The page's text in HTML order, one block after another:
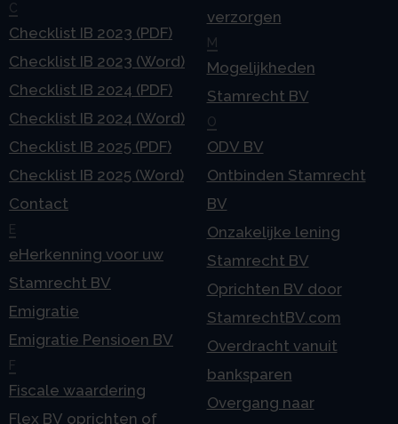
C
Checklist IB 2023 (PDF)
Checklist IB 2023 (Word)
Checklist IB 2024 (PDF)
Checklist IB 2024 (Word)
Checklist IB 2025 (PDF)
Checklist IB 2025 (Word)
Contact
E
eHerkenning voor uw
Stamrecht BV
Emigratie
Emigratie Pensioen BV
F
Fiscale waardering
Flex BV oprichten of
verzorgen
M
Mogelijkheden
Stamrecht BV
O
ODV BV
Ontbinden Stamrecht
BV
Onzakelijke lening
Stamrecht BV
Oprichten BV door
StamrechtBV.com
Overdracht vanuit
banksparen
Overgang naar